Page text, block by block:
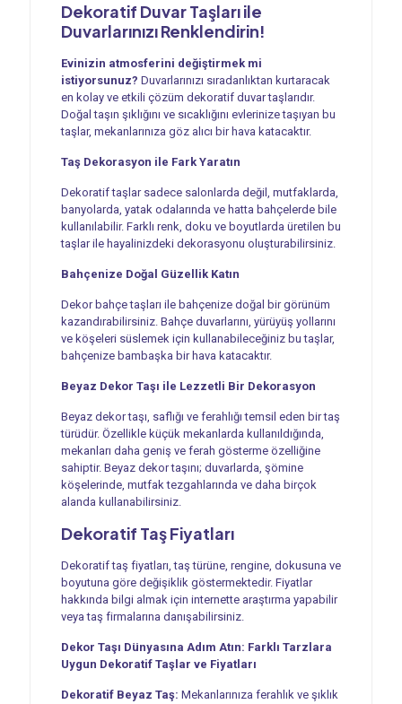
Dekoratif Duvar Taşları ile
Duvarlarınızı Renklendirin!
Evinizin atmosferini değiştirmek mi
istiyorsunuz? Duvarlarınızı sıradanlıktan kurtaracak
en kolay ve etkili çözüm dekoratif duvar taşlarıdır.
Doğal taşın şıklığını ve sıcaklığını evlerinize taşıyan bu
taşlar, mekanlarınıza göz alıcı bir hava katacaktır.
Taş Dekorasyon ile Fark Yaratın
Dekoratif taşlar sadece salonlarda değil, mutfaklarda,
banyolarda, yatak odalarında ve hatta bahçelerde bile
kullanılabilir. Farklı renk, doku ve boyutlarda üretilen bu
taşlar ile hayalinizdeki dekorasyonu oluşturabilirsiniz.
Bahçenize Doğal Güzellik Katın
Dekor bahçe taşları ile bahçenize doğal bir görünüm
kazandırabilirsiniz. Bahçe duvarlarını, yürüyüş yollarını
ve köşeleri süslemek için kullanabileceğiniz bu taşlar,
bahçenize bambaşka bir hava katacaktır.
Beyaz Dekor Taşı ile Lezzetli Bir Dekorasyon
Beyaz dekor taşı, saflığı ve ferahlığı temsil eden bir taş
türüdür. Özellikle küçük mekanlarda kullanıldığında,
mekanları daha geniş ve ferah gösterme özelliğine
sahiptir. Beyaz dekor taşını; duvarlarda, şömine
köşelerinde, mutfak tezgahlarında ve daha birçok
alanda kullanabilirsiniz.
Dekoratif Taş Fiyatları
Dekoratif taş fiyatları, taş türüne, rengine, dokusuna ve
boyutuna göre değişiklik göstermektedir. Fiyatlar
hakkında bilgi almak için internette araştırma yapabilir
veya taş firmalarına danışabilirsiniz.
Dekor Taşı Dünyasına Adım Atın: Farklı Tarzlara
Uygun Dekoratif Taşlar ve Fiyatları
Dekoratif Beyaz Taş: Mekanlarınıza ferahlık ve şıklık